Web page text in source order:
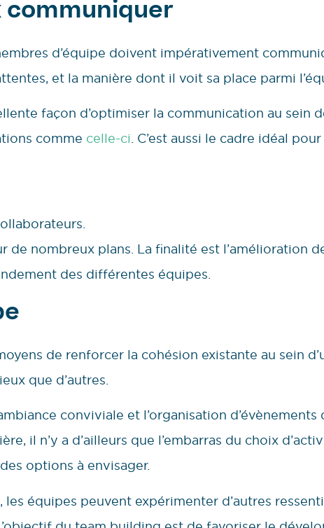
communiquer
d’équipe doivent impérativement
et la manière dont il voit sa place parmi
façon d’optimiser la communication au sein
comme celle-ci. C’est aussi le cadre idéal
de nombreux plans. La finalité est l’amélioration
des différentes équipes.
de renforcer la cohésion existante au sein
que d’autres.
conviviale et l’organisation d’évènements
il n’y a d’ailleurs que l’embarras du choix
options à envisager.
équipes peuvent expérimenter d’autres